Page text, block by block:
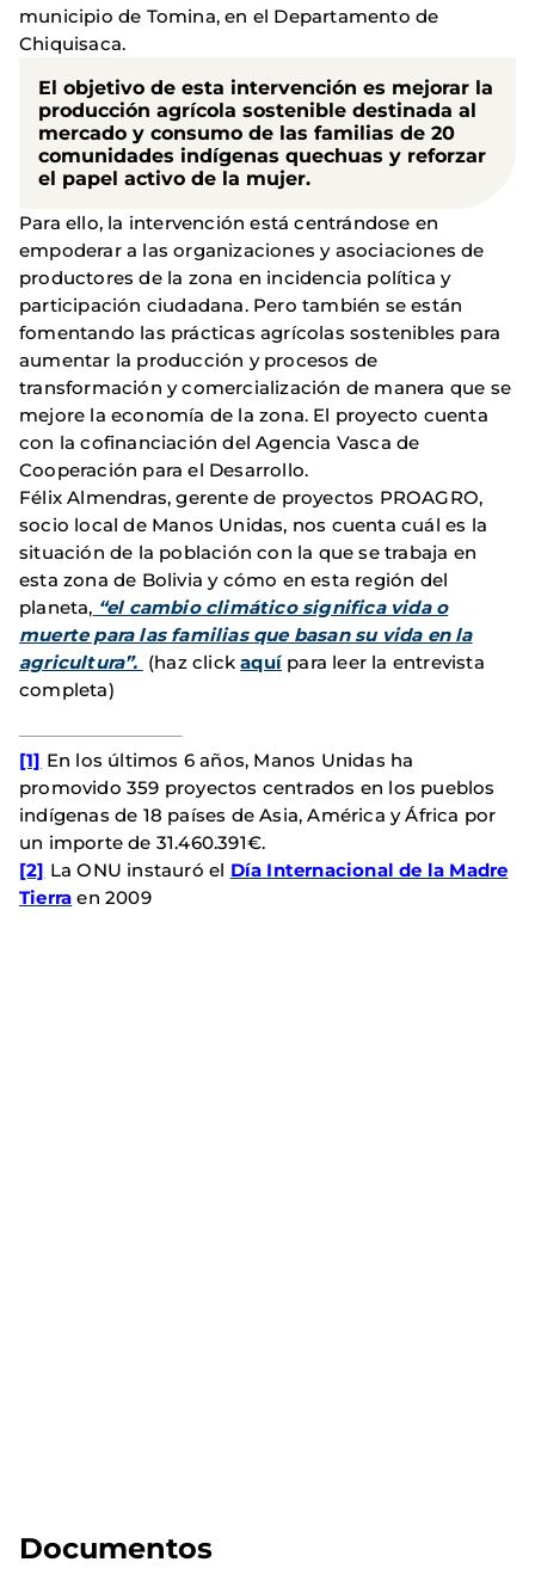
municipio de Tomina, en el Departamento de
Chiquisaca.
El objetivo de esta intervención es mejorar la
producción agrícola sostenible destinada al
mercado y consumo de las familias de 20
comunidades indígenas quechuas y reforzar
el papel activo de la mujer.
Para ello, la intervención está centrándose en
empoderar a las organizaciones y asociaciones de
productores de la zona en incidencia política y
participación ciudadana. Pero también se están
fomentando las prácticas agrícolas sostenibles para
aumentar la producción y procesos de
transformación y comercialización de manera que se
mejore la economía de la zona. El proyecto cuenta
con la cofinanciación del Agencia Vasca de
Cooperación para el Desarrollo.
Félix Almendras, gerente de proyectos PROAGRO,
socio local de Manos Unidas, nos cuenta cuál es la
situación de la población con la que se trabaja en
esta zona de Bolivia y cómo en esta región del
planeta, “el cambio climático significa vida o
muerte para las familias que basan su vida en la
agricultura”. (haz clickaquí para leer la entrevista
completa)
[1] En los últimos 6 años, Manos Unidas ha
promovido 359 proyectos centrados en los pueblos
indígenas de 18 países de Asia, América y África por
un importe de 31.460.391€.
[2] La ONU instauró el Día Internacional de la Madre
Tierra en 2009
Documentos